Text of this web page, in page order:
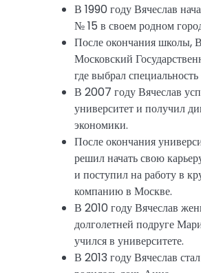
В 1990 году Вячеслав
№ 15 в своем родном
После окончания школы,
Московский
где выбрал
В 2007 году Вячеслав
университет и получил
экономики.
После окончания
решил начать свою
и поступил на работу в
компанию в Москве.
В 2010 году Вячеслав
долголетней подруге
учился в университете.
В 2013 году Вячеслав